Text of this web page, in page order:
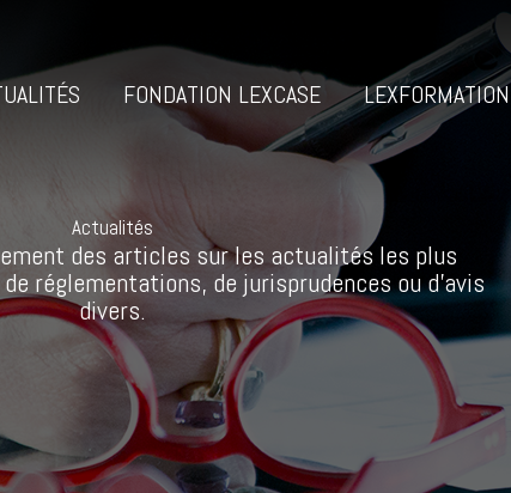
FONDATION LEXCASE LEXFORMATION
Actualités
des articles sur les actualités les plus
réglementations, de jurisprudences ou d’avis
divers.